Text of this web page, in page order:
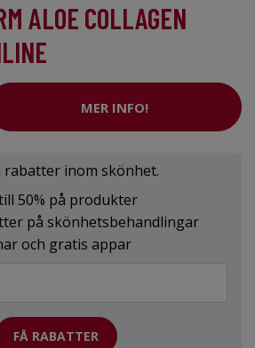
ALOE COLLAGEN
MER INFO!
rabatter inom skönhet.
50% på produkter
på skönhetsbehandlingar
och gratis appar
FÅ RABATTER